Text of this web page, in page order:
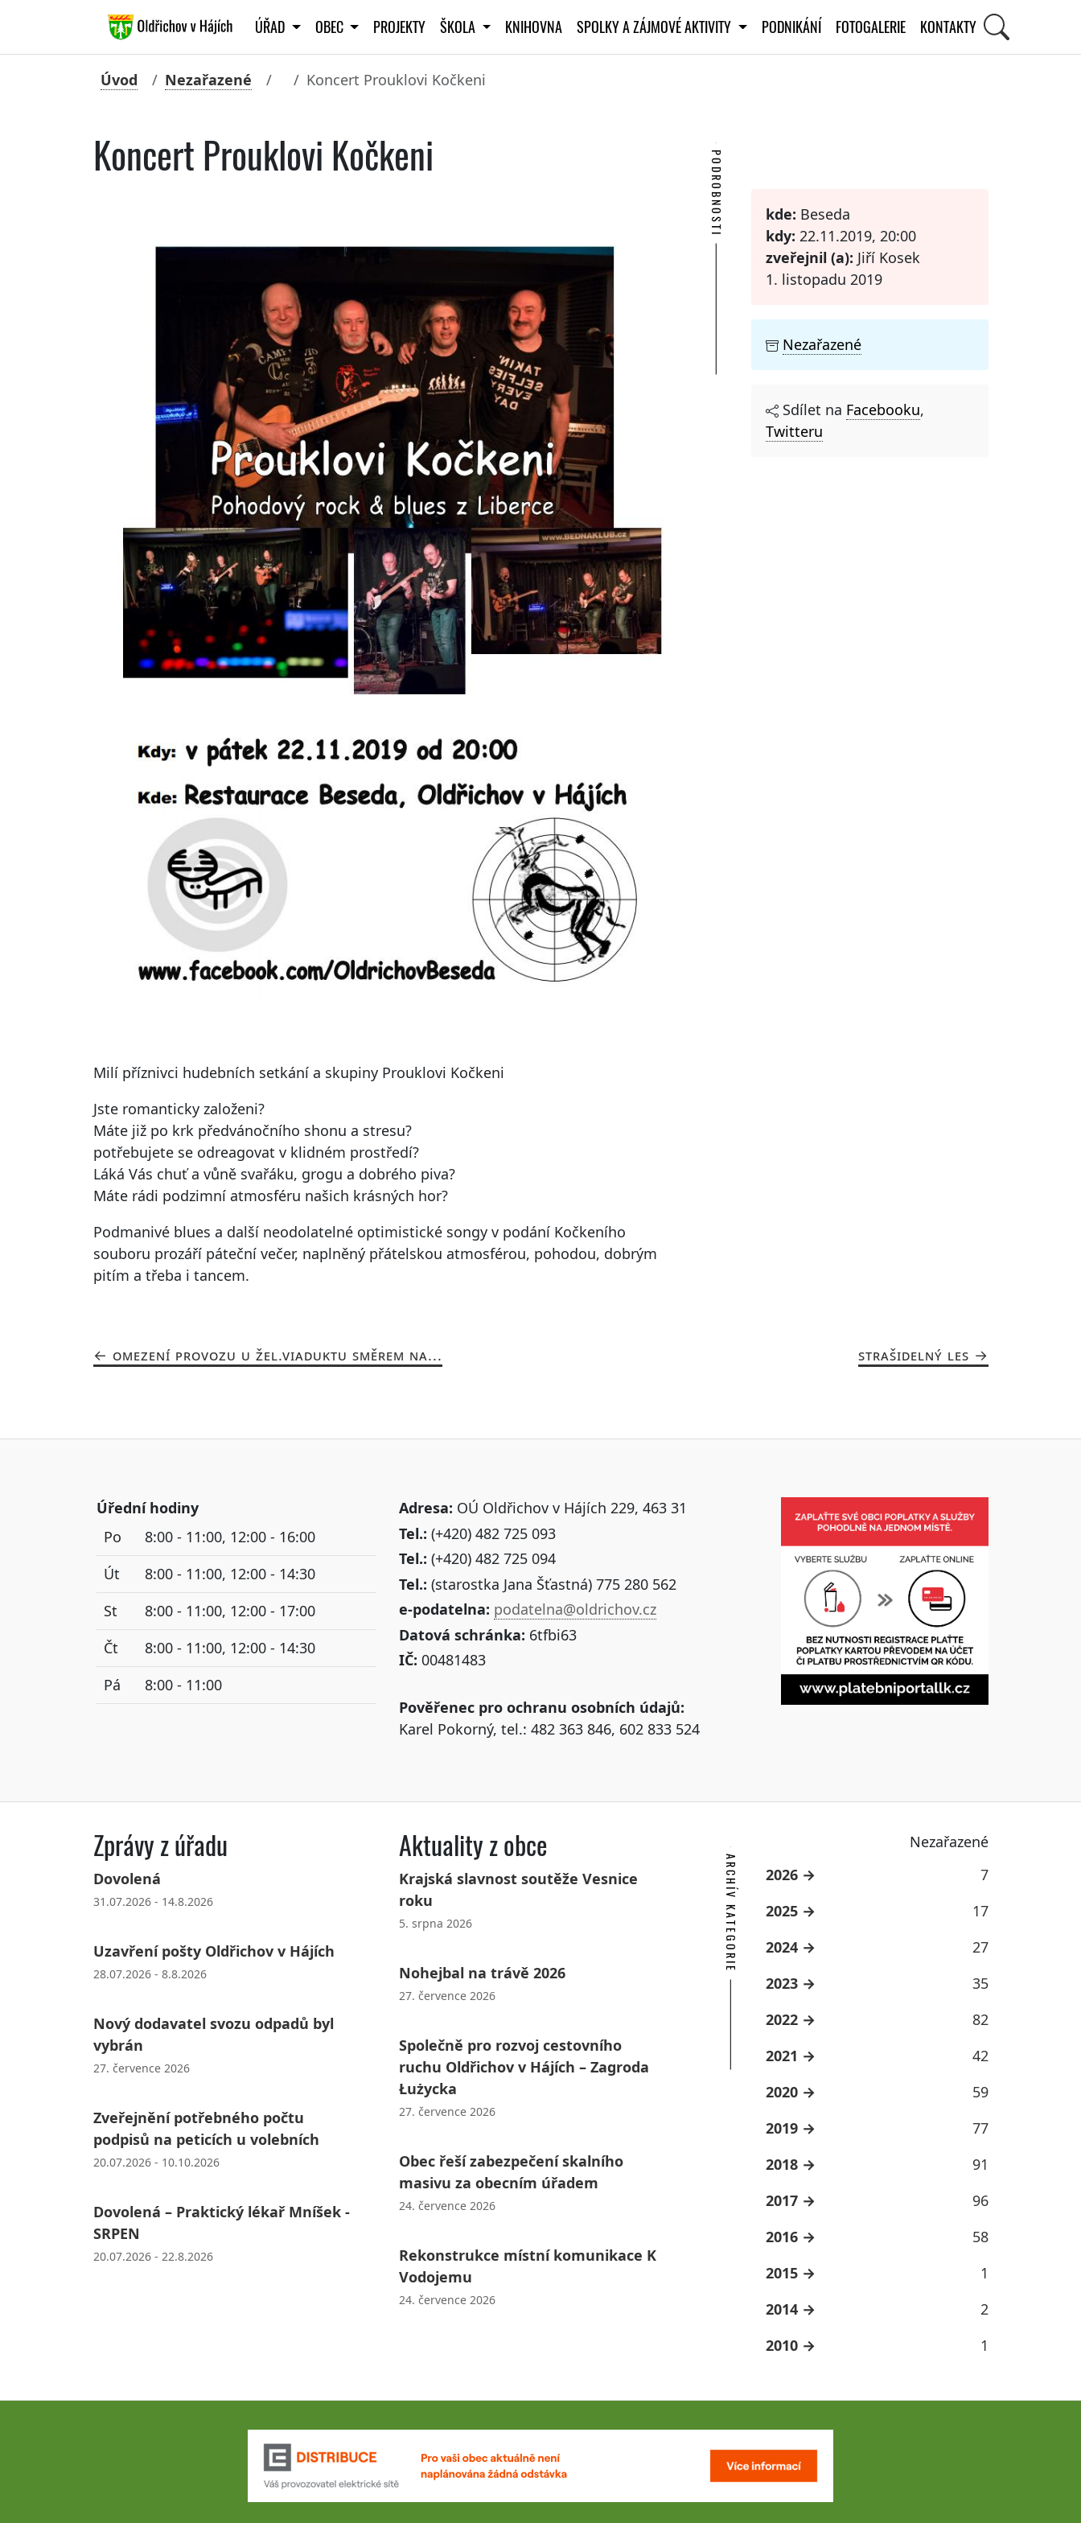
ÚŘAD OBEC PROJEKTY ŠKOLA KNIHOVNA SPOLKY A ZÁJMOVÉ AKTIVITY PODNIKÁNÍ FOTOGALERIE KONTAKTY
Úvod Nezařazené Koncert Prouklovi Kočkeni
Koncert Prouklovi Kočkeni
Milí příznivci hudebních setkání a skupiny Prouklovi Kočkeni
Jste romanticky založeni?
Máte již po krk předvánočního shonu a stresu?
potřebujete se odreagovat v klidném prostředí?
Láká Vás chuť a vůně svařáku, grogu a dobrého piva?
Máte rádi podzimní atmosféru našich krásných hor?
Podmanivé blues a další neodolatelné optimistické songy v podání Kočkeního
souboru prozáří páteční večer, naplněný přátelskou atmosférou, pohodou, dobrým
pitím a třeba i tancem.
PODROBNOSTI kde: Beseda
kdy: 22.11.2019, 20:00
zveřejnil (a): Jiří Kosek
1. listopadu 2019
Nezařazené
Sdílet na Facebooku,
Twitteru
OMEZENÍ PROVOZU U ŽEL.VIADUKTU SMĚREM NA... STRAŠIDELNÝ LES
Úřední hodiny
Po
8:00 - 11:00, 12:00 - 16:00
Út
8:00 - 11:00, 12:00 - 14:30
St
8:00 - 11:00, 12:00 - 17:00
Čt
8:00 - 11:00, 12:00 - 14:30
Pá
8:00 - 11:00
Adresa: OÚ Oldřichov v Hájích 229, 463 31
Tel.: (+420) 482 725 093
Tel.: (+420) 482 725 094
Tel.: (starostka Jana Šťastná) 775 280 562
e-podatelna: podatelna@oldrichov.cz
Datová schránka: 6tfbi63
IČ: 00481483
Pověřenec pro ochranu osobních údajů:
Karel Pokorný, tel.: 482 363 846, 602 833 524
Zprávy z úřadu
Dovolená
31.07.2026 - 14.8.2026
Uzavření pošty Oldřichov v Hájích
28.07.2026 - 8.8.2026
Nový dodavatel svozu odpadů byl
vybrán
27. července 2026
Zveřejnění potřebného počtu
podpisů na peticích u volebních
20.07.2026 - 10.10.2026
Dovolená – Praktický lékař Mníšek -
SRPEN
20.07.2026 - 22.8.2026
Aktuality z obce
Krajská slavnost soutěže Vesnice
roku
5. srpna 2026
Nohejbal na trávě 2026
27. července 2026
Společně pro rozvoj cestovního
ruchu Oldřichov v Hájích – Zagroda
Łużycka
27. července 2026
Obec řeší zabezpečení skalního
masivu za obecním úřadem
24. července 2026
Rekonstrukce místní komunikace K
Vodojemu
24. července 2026
Nezařazené
ARCHÍV KATEGORIE 2026
7
2025
17
2024
27
2023
35
2022
82
2021
42
2020
59
2019
77
2018
91
2017
96
2016
58
2015
1
2014
2
2010
1